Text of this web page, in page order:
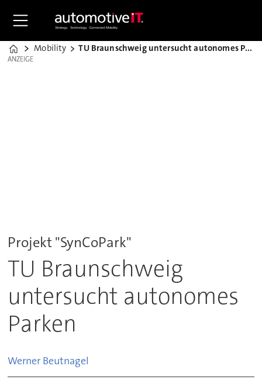
Home
Mobility TU Braunschweig untersucht autonomes Parken
ANZEIGE
ANZEIGE
Projekt "SynCoPark"
TU Braunschweig
untersucht autonomes
Parken
Werner Beutnagel